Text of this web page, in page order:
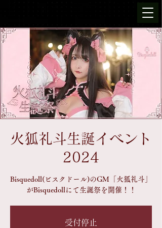
火狐礼斗生誕イベント
2024
Bisquedoll(ビスクドール)のGM「火狐礼斗」
がBisquedollにて生誕祭を開催！！
受付停止